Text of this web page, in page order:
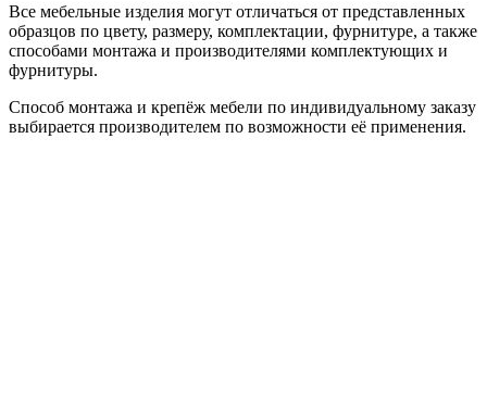
Все мебельные изделия могут отличаться от представленных
образцов по цвету, размеру, комплектации, фурнитуре, а также
способами монтажа и производителями комплектующих и
фурнитуры.
Способ монтажа и крепёж мебели по индивидуальному заказу
выбирается производителем по возможности её применения.